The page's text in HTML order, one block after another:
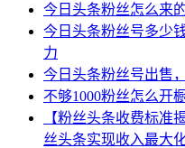
今日头条粉丝怎么来
今日头条粉丝号多少
力
今日头条粉丝号出售
不够1000粉丝怎么开
【粉丝头条收费标准
丝头条实现收入最大化